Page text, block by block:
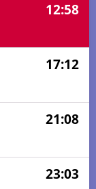
12:58
17:12
21:08
23:03